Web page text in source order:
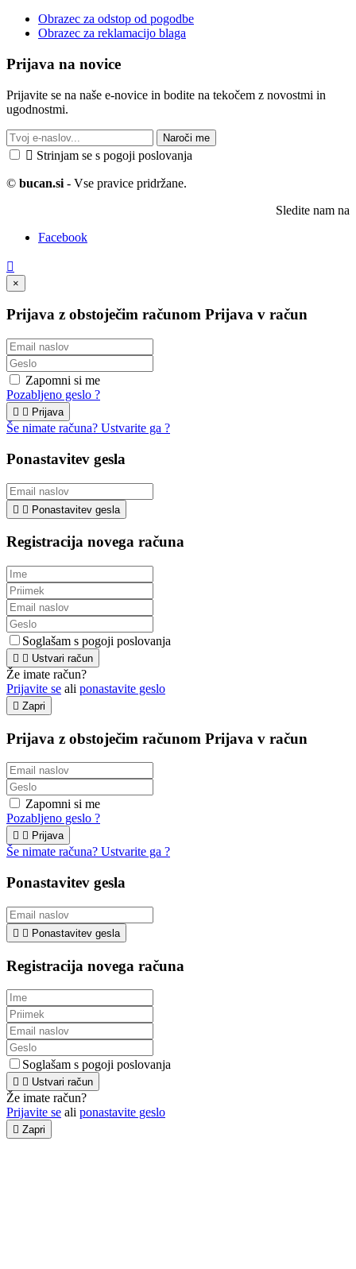
Obrazec za odstop od pogodbe
Obrazec za reklamacijo blaga
Prijava na novice
Prijavite se na naše e-novice in bodite na tekočem z novostmi in
ugodnostmi.
Naroči me
 Strinjam se s pogoji poslovanja
© bucan.si - Vse pravice pridržane.
Sledite nam na
Facebook

×
Prijava z obstoječim računom Prijava v račun
Zapomni si me
Pozabljeno geslo ?
  Prijava
Še nimate računa? Ustvarite ga ?
Ponastavitev gesla
  Ponastavitev gesla
Registracija novega računa
Soglašam s pogoji poslovanja
  Ustvari račun
Že imate račun?
Prijavite se ali ponastavite geslo
 Zapri
Prijava z obstoječim računom Prijava v račun
Zapomni si me
Pozabljeno geslo ?
  Prijava
Še nimate računa? Ustvarite ga ?
Ponastavitev gesla
  Ponastavitev gesla
Registracija novega računa
Soglašam s pogoji poslovanja
  Ustvari račun
Že imate račun?
Prijavite se ali ponastavite geslo
 Zapri